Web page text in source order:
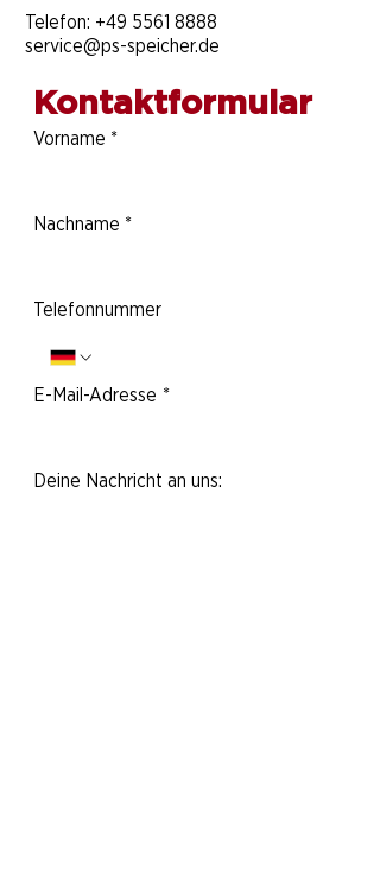
Telefon: +49 5561 8888
service@ps-speicher.de
Kontaktformular
Vorname *
Nachname *
Telefonnummer
E-Mail-Adresse *
Deine Nachricht an uns: